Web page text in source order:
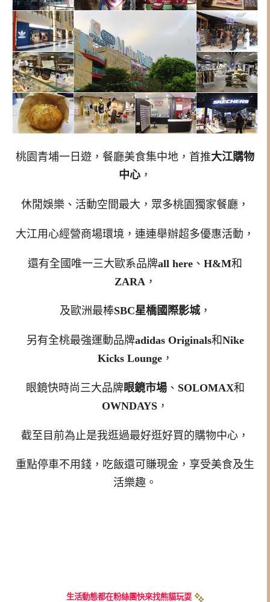
桃園青埔一日遊，餐廳美食集中地，首推大江購物
中心 ，
休閒娛樂、活動空間最大，眾多桃園獨家餐廳，
大江用心經營商場環境，連連舉辦超多優惠活動，
還有全國唯一三大歐系品牌all here 、 H&M和
ZARA ，
及歐洲最棒SBC星橋國際影城，
另有全桃最強運動品牌adidas Originals和Nike
Kicks Lounge，
眼鏡快時尚三大品牌眼鏡市場、 SOLOMAX和
OWNDAYS ，
截至目前為止是我逛過最好逛好買的購物中心，
重點停車不用錢，吃飯還可賺現金，享受美食及生
活樂趣。
生活動態都在粉絲團快來找熊貓玩耍